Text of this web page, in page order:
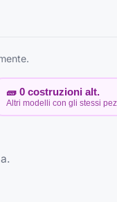
🧱 0 costruzioni alt.
Altri modelli con gli stessi